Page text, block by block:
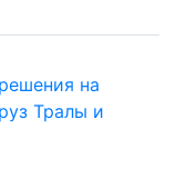
на
Тралы и